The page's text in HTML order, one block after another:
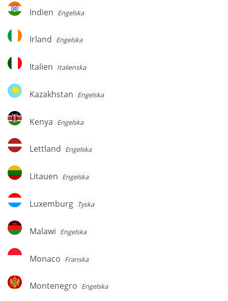
Indien
Indien Engelska
Irland
Irland Engelska
Italien
Italien Italienska
Kazakhstan
Kazakhstan Engelska
Kenya
Kenya Engelska
Lettland
Lettland Engelska
Litauen
Litauen Engelska
Luxemburg
Luxemburg Tyska
Malawi
Malawi Engelska
Monaco
Monaco Franska
Montenegro
Montenegro Engelska